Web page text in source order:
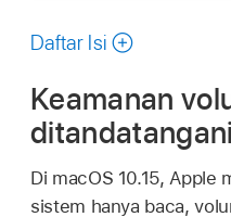
ini
Daftar Isi
Keamanan
ditandatangani
Di macOS 10.15, Apple
sistem hanya baca,